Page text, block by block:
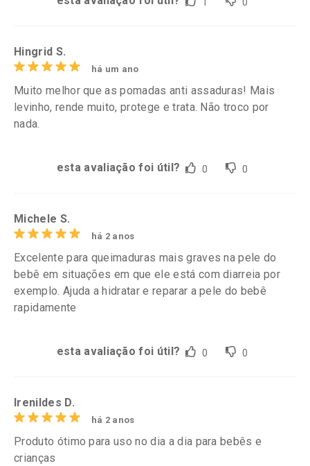
0
Hingrid S.
há um ano
Muito melhor que as pomadas anti assaduras! Mais
levinho, rende muito, protege e trata. Não troco por
nada.
esta avaliação foi útil? 0 0
Michele S.
há 2 anos
Excelente para queimaduras mais graves na pele do
bebê em situações em que ele está com diarreia por
exemplo. Ajuda a hidratar e reparar a pele do bebê
rapidamente
esta avaliação foi útil? 0 0
Irenildes D.
há 2 anos
Produto ótimo para uso no dia a dia para bebês e
crianças